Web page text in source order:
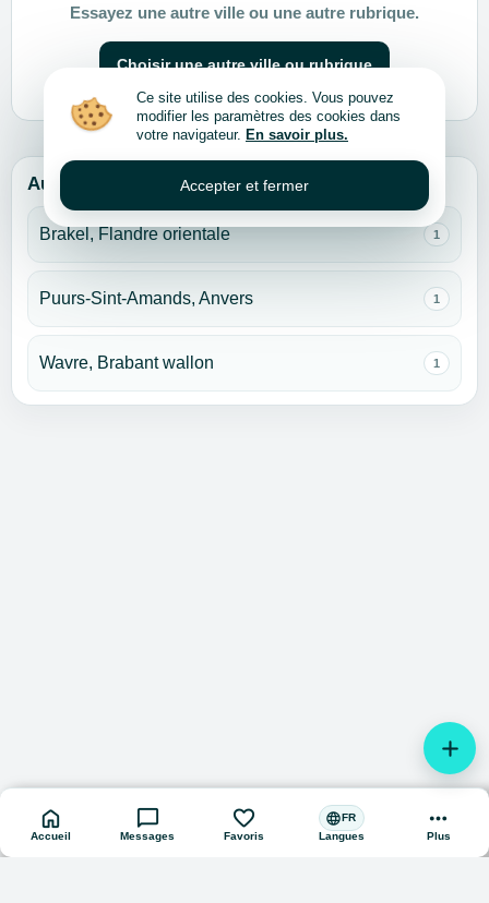
add
home
Accueil
chat_bubble
Messages
favorite
Favoris
languageFR
Langues
more_horiz
Plus
Essayez une autre ville ou une autre rubrique.
Choisir une autre ville ou rubrique
Autres villes pour cette rubrique
Brakel, Flandre orientale 1
Puurs-Sint-Amands, Anvers 1
Wavre, Brabant wallon 1
Ce site utilise des cookies. Vous pouvez
modifier les paramètres des cookies dans
votre navigateur. En savoir plus.
Accepter et fermer